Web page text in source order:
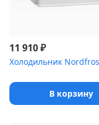
11 910₽
В корзину